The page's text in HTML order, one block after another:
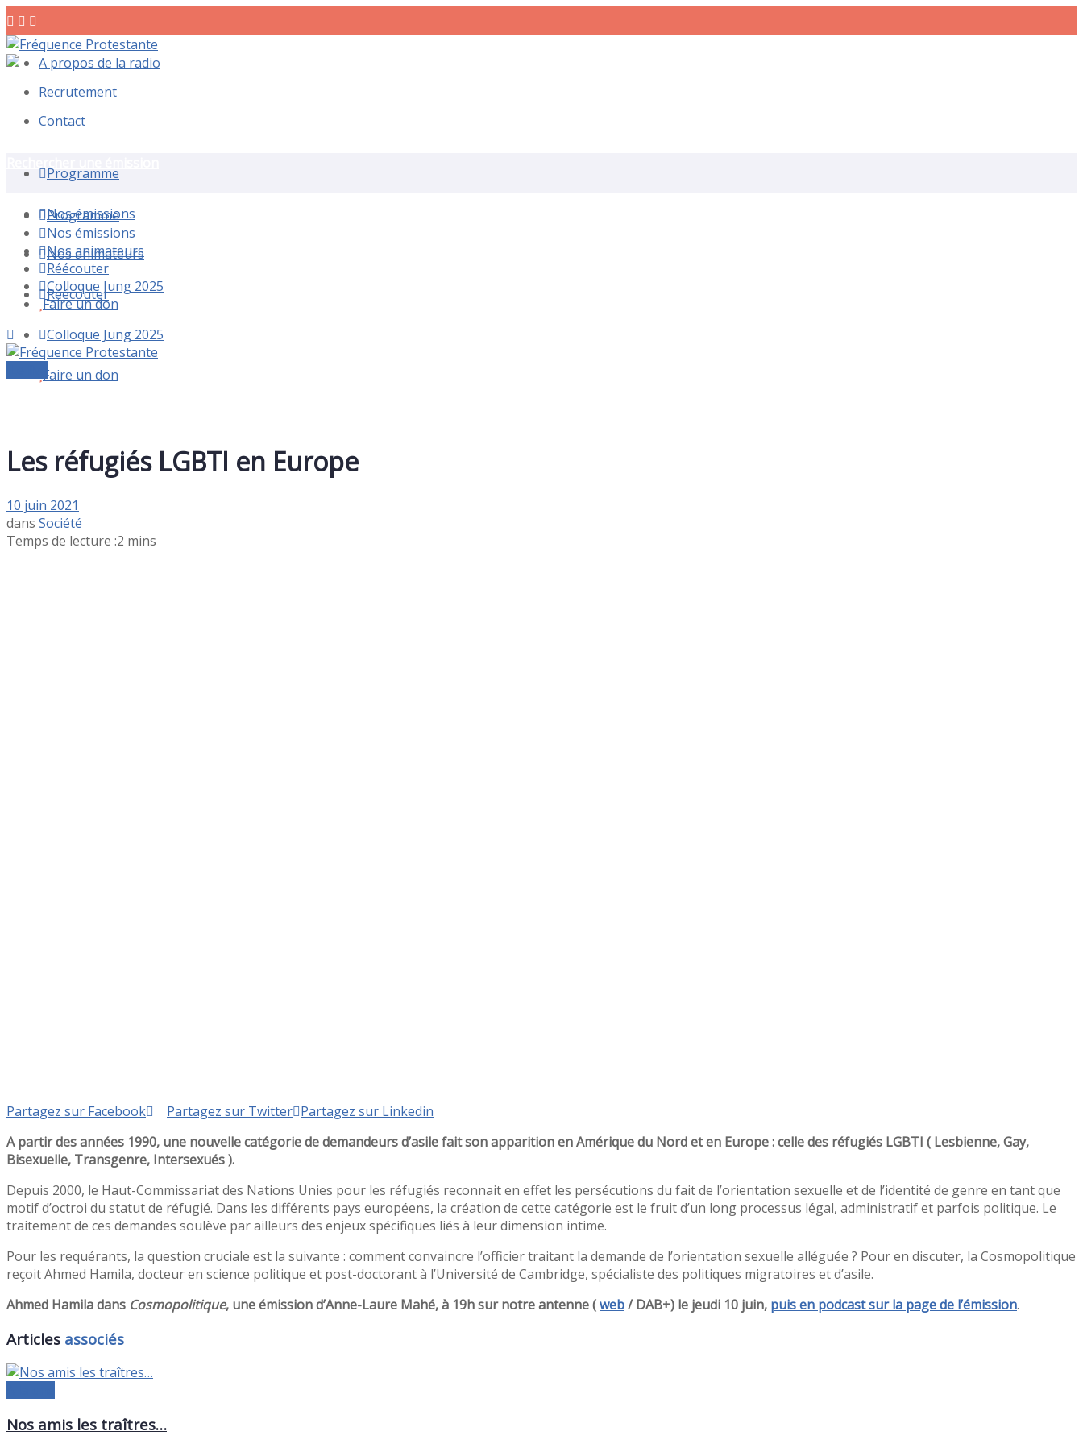
A propos de la radio
Recrutement
Contact
Programme
Nos émissions
Nos animateurs
Réécouter
Colloque Jung 2025
Faire un don
Programme
Nos émissions
Nos animateurs
Réécouter
Colloque Jung 2025
Faire un don
Les réfugiés LGBTI en Europe
10 juin 2021
dans Société
Temps de lecture :2 mins
Partagez sur Facebook Partagez sur Twitter Partagez sur Linkedin
A partir des années 1990, une nouvelle catégorie de demandeurs d’asile fait son apparition en Amérique du Nord et en Europe : celle des réfugiés LGBTI ( Lesbienne, Gay,
Bisexuelle, Transgenre, Intersexués ).
Depuis 2000, le Haut-Commissariat des Nations Unies pour les réfugiés reconnait en effet les persécutions du fait de l’orientation sexuelle et de l’identité de genre en tant que
motif d’octroi du statut de réfugié. Dans les différents pays européens, la création de cette catégorie est le fruit d’un long processus légal, administratif et parfois politique. Le
traitement de ces demandes soulève par ailleurs des enjeux spécifiques liés à leur dimension intime.
Pour les requérants, la question cruciale est la suivante : comment convaincre l’officier traitant la demande de l’orientation sexuelle alléguée ? Pour en discuter, la Cosmopolitique
reçoit Ahmed Hamila, docteur en science politique et post-doctorant à l’Université de Cambridge, spécialiste des politiques migratoires et d’asile.
Ahmed Hamila dans Cosmopolitique, une émission d’Anne-Laure Mahé, à 19h sur notre antenne (web/ DAB+) le jeudi 10 juin, puis en podcast sur la page de l’émission.
Articles associés
Nos amis les traîtres…